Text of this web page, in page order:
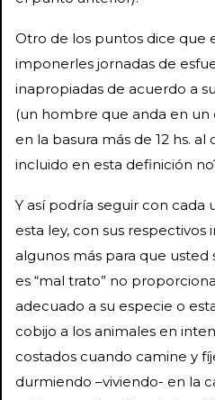
Otro de los puntos dice que
imponerles jornadas de
inapropiadas de acuerdo a
(un hombre que anda en
en la basura más de 12 hs.
incluido en esta definición
Y así podría seguir con cada
esta ley, con sus respectivos
algunos más para que usted
es “mal trato” no
adecuado a su especie o
cobijo a los animales en
costados cuando camine y
durmiendo –viviendo- en la